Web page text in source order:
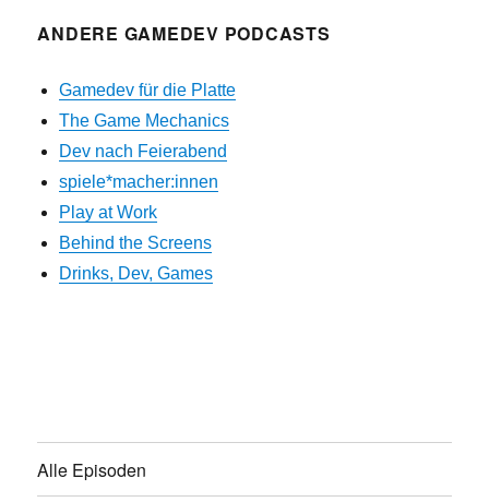
ANDERE GAMEDEV PODCASTS
Gamedev für die Platte
The Game Mechanics
Dev nach Feierabend
spiele*macher:innen
Play at Work
Behind the Screens
Drinks, Dev, Games
Alle Episoden